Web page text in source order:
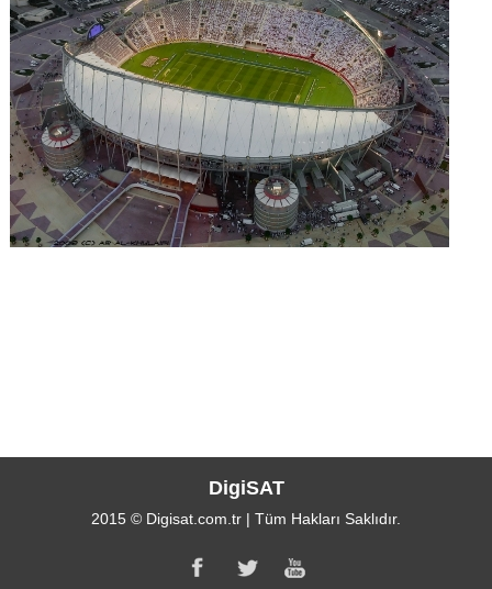
DigiSAT
2015 © Digisat.com.tr | Tüm Hakları Saklıdır.